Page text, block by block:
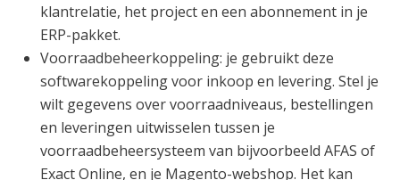
klantrelatie, het project en een abonnement in je
ERP-pakket.
Voorraadbeheerkoppeling: je gebruikt deze
softwarekoppeling voor inkoop en levering. Stel je
wilt gegevens over voorraadniveaus, bestellingen
en leveringen uitwisselen tussen je
voorraadbeheersysteem van bijvoorbeeld AFAS of
Exact Online, en je Magento-webshop. Het kan